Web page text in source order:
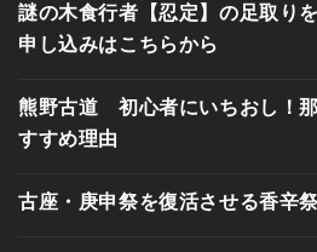
謎の木食行者【忍定】の足取り
申し込みはこちらから
熊野古道 初心者にいちおし！
すすめ理由
古座・庚申祭を復活させる香辛